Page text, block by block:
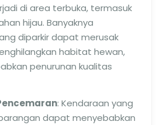
di area terbuka, termasuk
hijau. Banyaknya
diparkir dapat merusak
habitat hewan,
penurunan kualitas
: Kendaraan yang
dapat menyebabkan